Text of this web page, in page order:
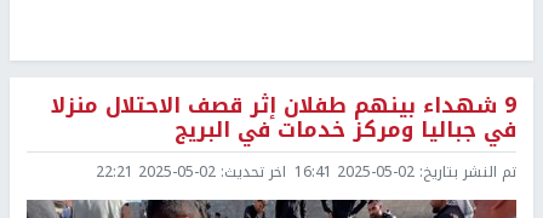
9 شهداء بينهم طفلان إثر قصف الاحتلال منزلا
في جباليا ومركز خدمات في البريج
تم النشر بتاريخ: 2025-05-02 16:41 اخر تحديث: 2025-05-02 22:21